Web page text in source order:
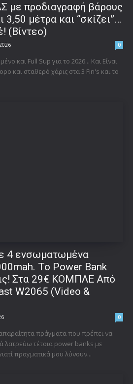
με προδιαγραφή βάρους
3,50 μέτρα και “σκίζει”…
(Βίντεο)
0
και Full Sup για το 2026... Και Είναι
και σταθερό χάρις στα 3 Fin's και το
4 ενσωματωμένα
Το Power Bank
Στα 29€ ΚΟΜΠΛΕ Από
W2065 (Video &
0
πράγματα που πρέπει να
λατρεύω τέτοια power banks με
πραγματικά μου λύνουν...